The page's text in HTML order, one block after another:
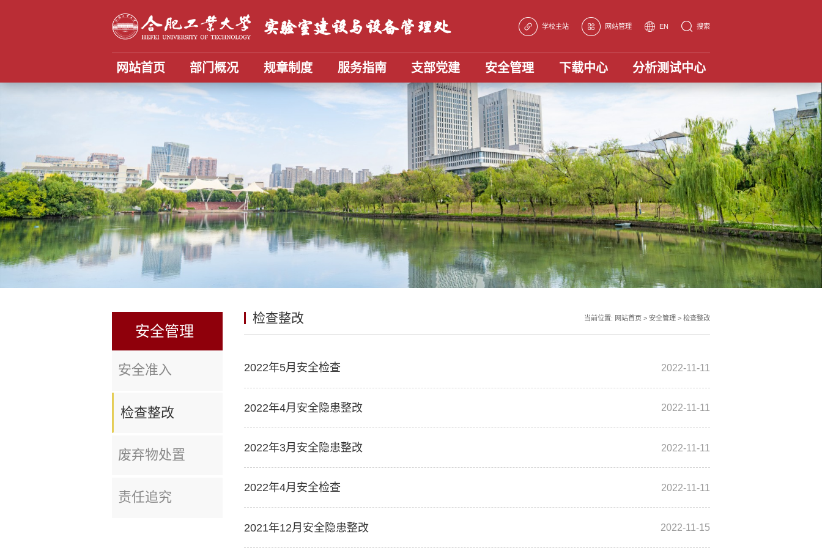
学校主站 网站管理 EN 搜索
网站首页 部门概况 规章制度 服务指南 支部党建 安全管理 下载中心 分析测试中心
安全管理
安全准入
检查整改
废弃物处置
责任追究
检查整改 当前位置: 网站首页 >安全管理 >检查整改
2022年5月安全检查 2022-11-11
2022年4月安全隐患整改 2022-11-11
2022年3月安全隐患整改 2022-11-11
2022年4月安全检查 2022-11-11
2021年12月安全隐患整改 2022-11-15